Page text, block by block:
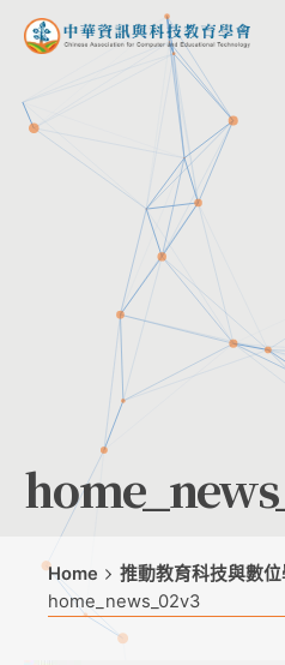
Skip
Home
推動教育科技與數
home_news_02v3